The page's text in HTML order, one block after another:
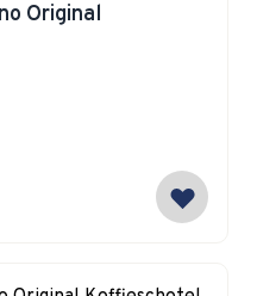
Original